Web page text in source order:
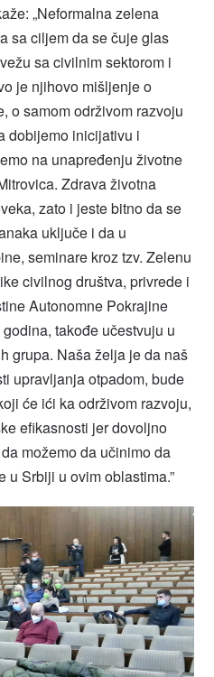
„Neformalna zelena
sa ciljem da se čuje glas
sa civilnim sektorom i
je njihovo mišljenje o
o samom održivom razvoju
dobijemo inicijativu i
na unapređenju životne
Zdrava životna
zato i jeste bitno da se
uključe i da u
seminare kroz tzv. Zelenu
civilnog društva, privrede i
Autonomne Pokrajine
takođe učestvuju u
grupa. Naša želja je da naš
upravljanja otpadom, bude
će ići ka održivom razvoju,
efikasnosti jer dovoljno
možemo da učinimo da
u Srbiji u ovim oblastima.”